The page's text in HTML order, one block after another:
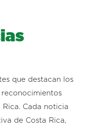
que destacan los
reconocimientos
Rica. Cada noticia
de Costa Rica,